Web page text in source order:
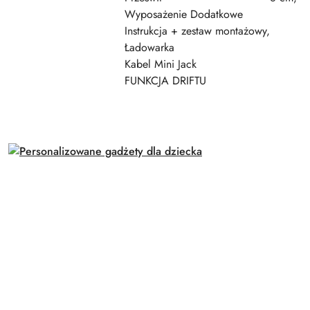
Wyposażenie Dodatkowe
Instrukcja + zestaw montażowy,
Ładowarka
Kabel Mini Jack
FUNKCJA DRIFTU